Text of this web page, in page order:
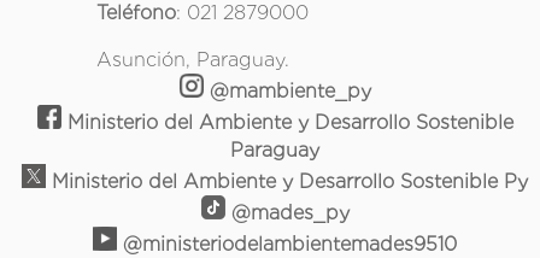
Teléfono: 021 2879000
Asunción, Paraguay.
@mambiente_py
Ministerio del Ambiente y Desarrollo Sostenible
Paraguay
Ministerio del Ambiente y Desarrollo Sostenible Py
@mades_py
@ministeriodelambientemades9510